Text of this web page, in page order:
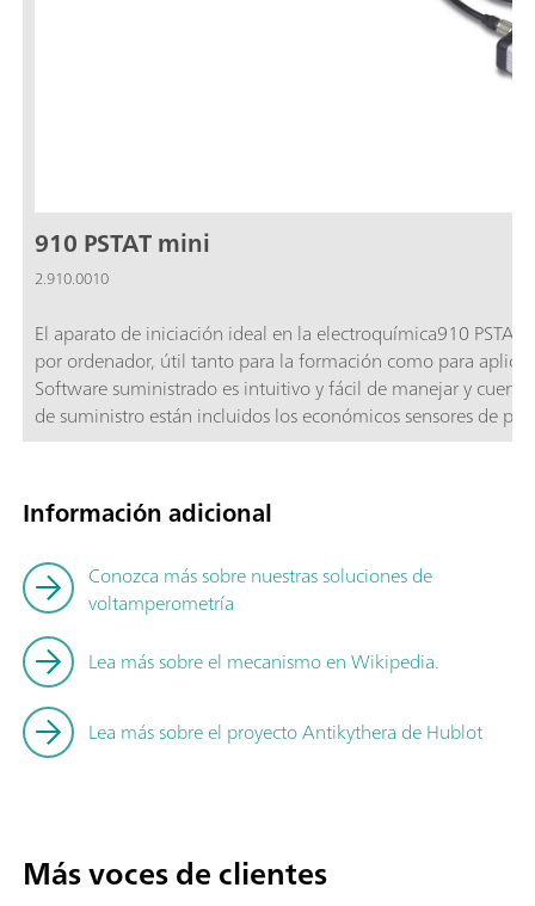
910 PSTAT mini
2.910.0010
El aparato de iniciación ideal en la electroquímica910
por ordenador, útil tanto para la formación como para
Software suministrado es intuitivo y fácil de manejar y
de suministro están incluidos los económicos sensores de
ni acondicionamiento previos. Cada sensor contiene los 3
principalesFormación en electroquímica (prácticas de
(desarrollo de sensores, reversibilidad de reacciones
intuitivo; El 910 PSTAT mini se entrega en un maletín de
PSTAT mini; 6.2163.010 Cable de conexión para Dummy
6.1412.000; 6.2703.020 Base para vaso de medida
de película gruesa (SPE): 30 electrodos de carbono, 30
Información adicional
Conozca más sobre nuestras soluciones de
voltamperometría
Lea más sobre el mecanismo en Wikipedia.
Lea más sobre el proyecto Antikythera de Hublot
Más voces de clientes